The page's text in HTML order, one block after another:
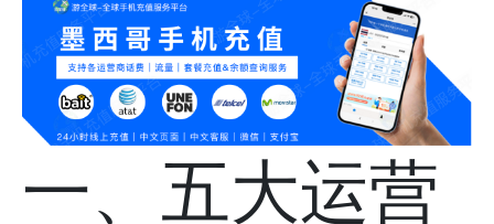
一、五大运营